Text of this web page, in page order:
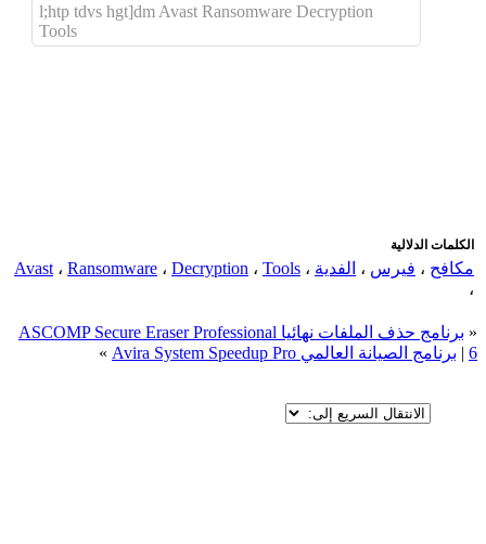
l;htp tdvs hgt]dm Avast Ransomware Decryption
Tools
الكلمات الدلالية
مكافح ، فيرس ، الفدية ، Avast ، Ransomware ، Decryption ، Tools
،
«
برنامج حذف الملفات نهائيا ASCOMP Secure Eraser Professional
6
| برنامج الصيانة العالمي Avira System Speedup Pro »